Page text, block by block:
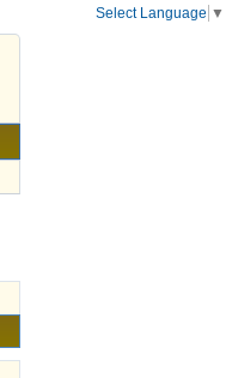
Select Language ▼